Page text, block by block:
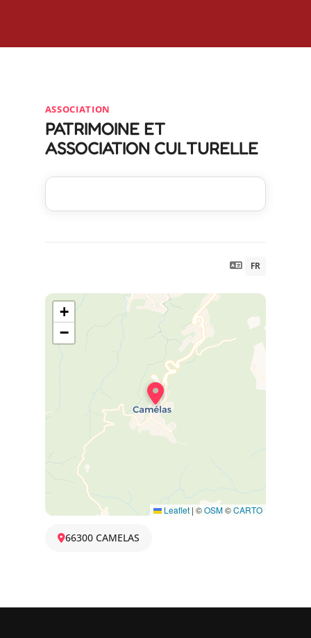
ASSOCIATION
PATRIMOINE ET
ASSOCIATION CULTURELLE
FR
+
−
Leaflet | ©OSM©CARTO
66300 CAMELAS